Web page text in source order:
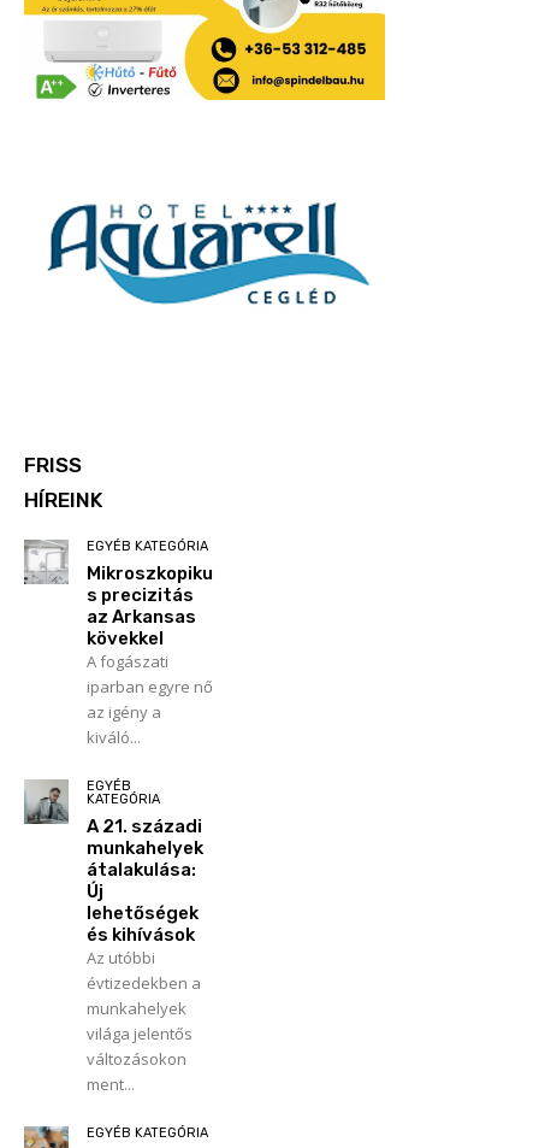
FRISS
HÍREINK
EGYÉB KATEGÓRIA
Mikroszkopiku
s precizitás
az Arkansas
kövekkel
A fogászati
iparban egyre nő
az igény a
kiváló...
EGYÉB
KATEGÓRIA
A 21. századi
munkahelyek
átalakulása:
Új
lehetőségek
és kihívások
Az utóbbi
évtizedekben a
munkahelyek
világa jelentős
változásokon
ment...
EGYÉB KATEGÓRIA